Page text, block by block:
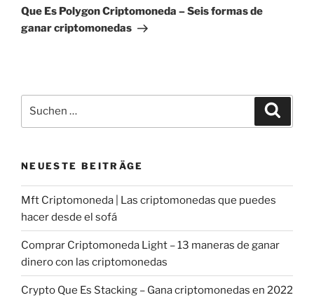
Beitrag
Que Es Polygon Criptomoneda – Seis formas de
ganar criptomonedas
nach:
NEUESTE BEITRÄGE
Mft Criptomoneda | Las criptomonedas que puedes
hacer desde el sofá
Comprar Criptomoneda Light – 13 maneras de ganar
dinero con las criptomonedas
Crypto Que Es Stacking – Gana criptomonedas en 2022